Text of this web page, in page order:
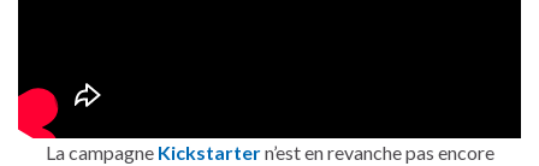
La campagne Kickstartern’est en revanche pas encore